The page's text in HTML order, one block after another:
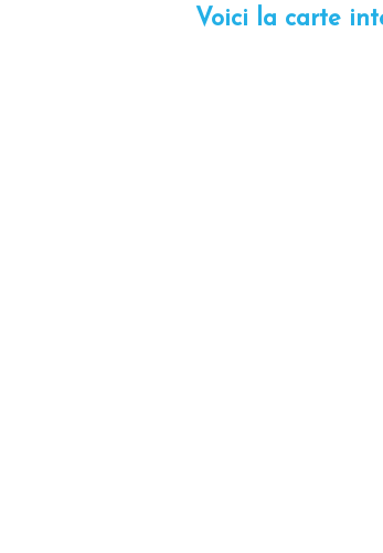
Voici la carte